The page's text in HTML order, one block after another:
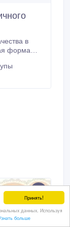
Принять!
данных. Используя
больше
в
форма